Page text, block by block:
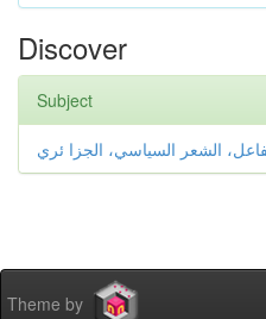
Discover
Subject
Theme by